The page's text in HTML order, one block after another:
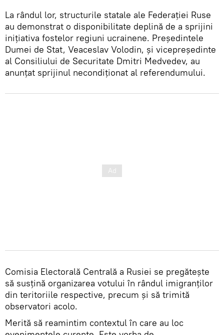
La rândul lor, structurile statale ale Federației Ruse
au demonstrat o disponibilitate deplină de a sprijini
inițiativa fostelor regiuni ucrainene. Președintele
Dumei de Stat, Veaceslav Volodin, și vicepreședinte
al Consiliului de Securitate Dmitri Medvedev, au
anunțat sprijinul necondiționat al referendumului.
Comisia Electorală Centrală a Rusiei se pregătește
să susțină organizarea votului în rândul imigranților
din teritoriile respective, precum și să trimită
observatori acolo.
Merită să reamintim contextul în care au loc